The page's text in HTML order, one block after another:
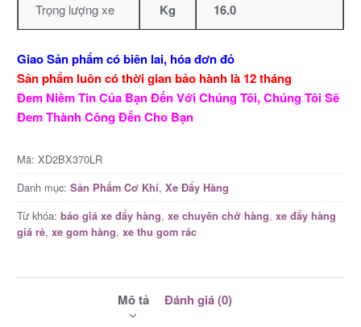
Trọng lượng xe Kg 16.0
Giao Sản phẩm có biên lai, hóa đơn đỏ
Sản phẩm luôn có thời gian bảo hành là 12 tháng
Đem Niềm Tin Của Bạn Đến Với Chúng Tôi, Chúng Tôi Sẽ
Đem Thành Công Đến Cho Bạn
Mã: XD2BX370LR
Danh mục: Sản Phẩm Cơ Khí, Xe Đẩy Hàng
Từ khóa: báo giá xe đẩy hàng, xe chuyên chở hàng, xe đẩy hàng
giá rẻ, xe gom hàng, xe thu gom rác
Mô tả Đánh giá (0)